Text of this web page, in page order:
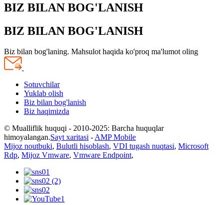
BIZ BILAN BOG'LANISH
BIZ BILAN BOG'LANISH
Biz bilan bog'laning. Mahsulot haqida ko'proq ma'lumot oling
Sotuvchilar
Yuklab olish
Biz bilan bog'lanish
Biz haqimizda
© Mualliflik huquqi - 2010-2025: Barcha huquqlar
himoyalangan.Sayt xaritasi -AMP Mobile
Mijoz noutbuki, Bulutli hisoblash, VDI tugash nuqtasi, Microsoft
Rdp, Mijoz Vmware, Vmware Endpoint,